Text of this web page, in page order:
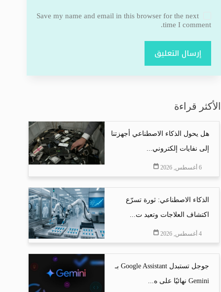
Save my name and email in this browser for the next
time I comment.
إرسال التعليق
الأكثر قراءة
هل يحول الذكاء الاصطناعي أجهزتنا
إلى نفايات إلكتروني...
6 أغسطس, 2026
الذكاء الاصطناعي: ثورة تسرّع
اكتشاف العلاجات وتعيد ت...
4 أغسطس, 2026
جوجل تستبدل Google Assistant بـ
Gemini نهائيًا على ه...